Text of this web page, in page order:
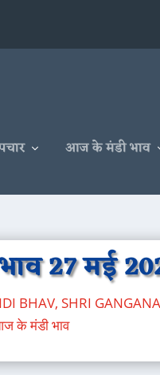
आज के मंडी भाव
27 मई
BHAV, SHRI
के मंडी भाव